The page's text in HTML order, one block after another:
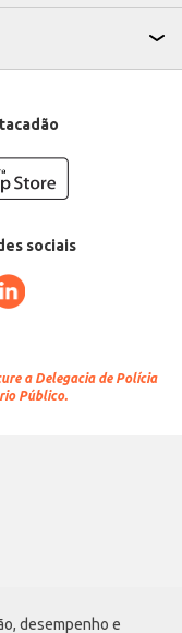
desempenho e
sociais
a Delegacia de Polícia
Público.